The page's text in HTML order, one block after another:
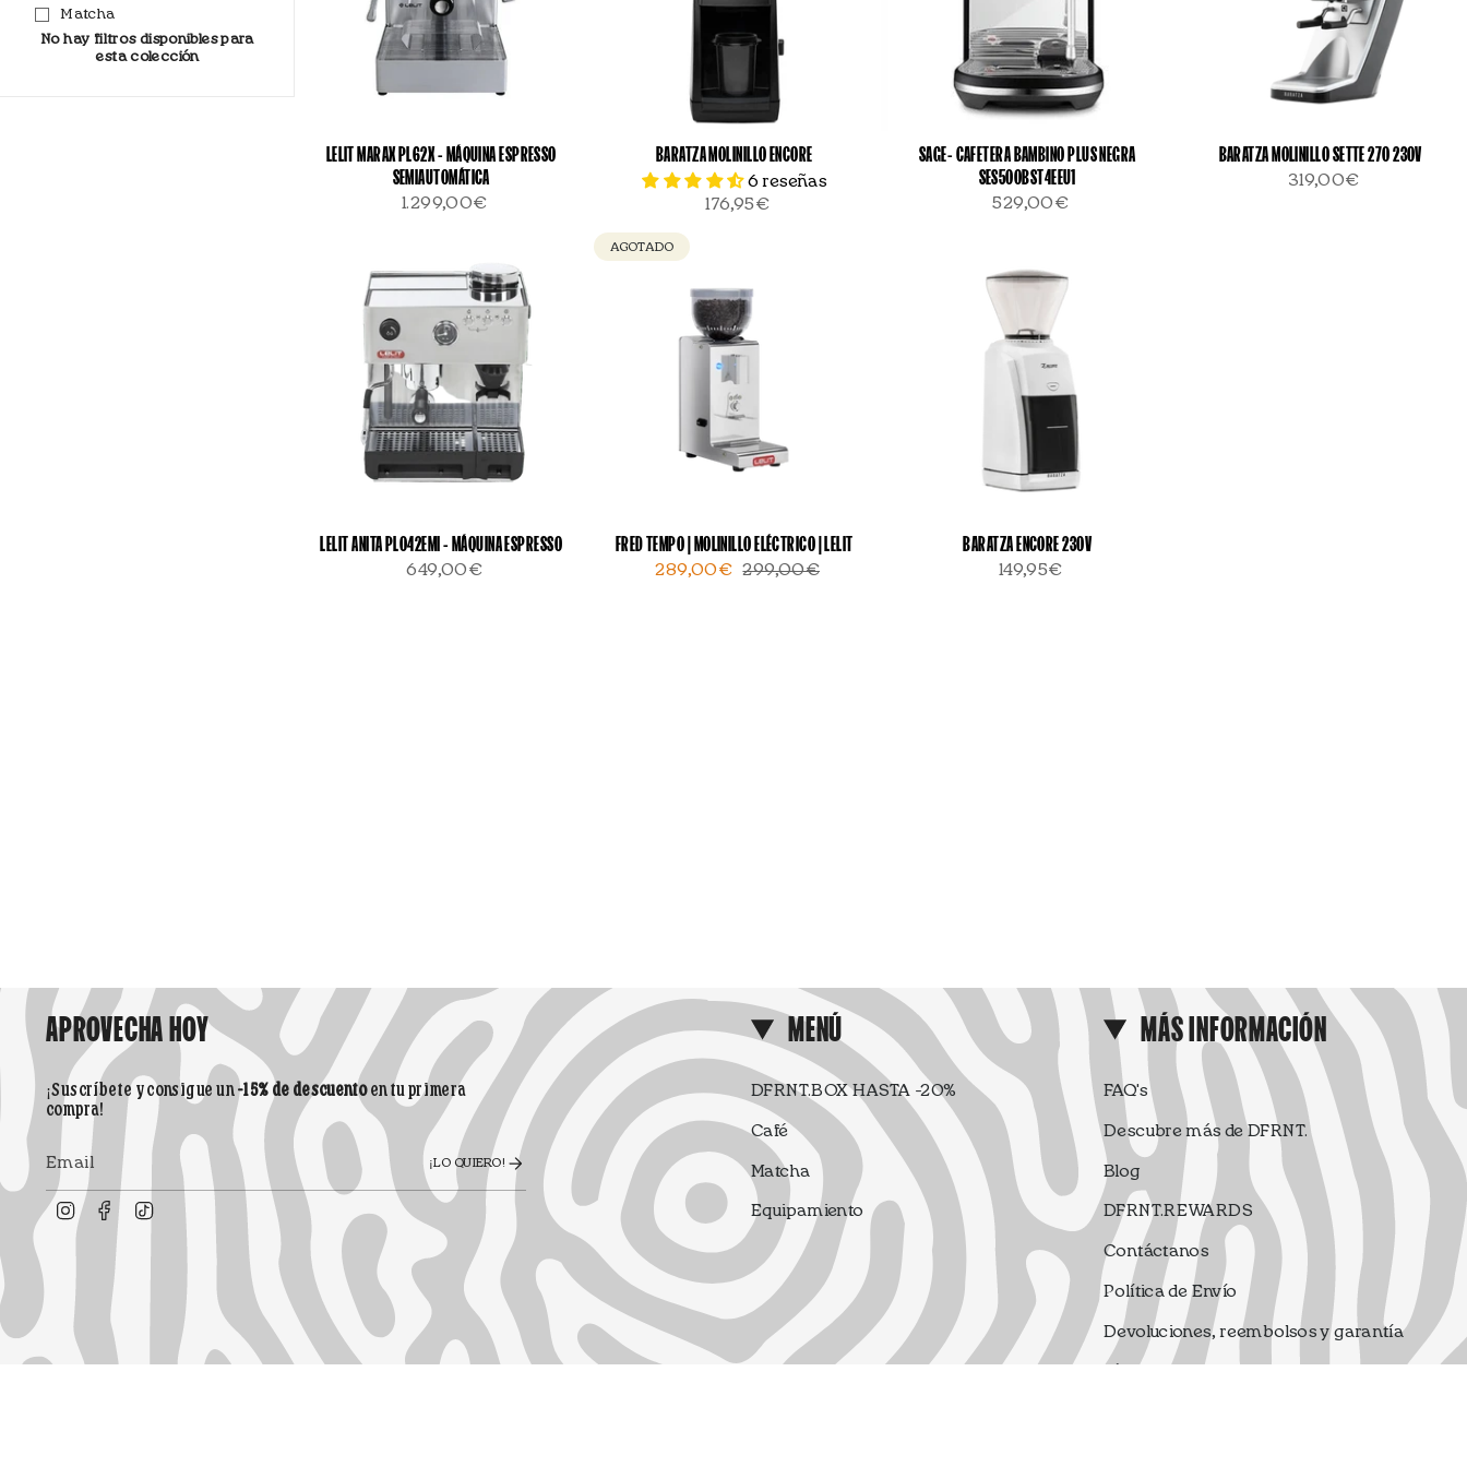
Matcha
No hay filtros disponibles para
esta colección
LELIT MARAX PL62X - MÁQUINA ESPRESSO
SEMIAUTOMÁTICA
1.299,00€
BARATZA MOLINILLO ENCORE
6 reseñas
176,95€
SAGE- CAFETERA BAMBINO PLUS NEGRA
SES500BST4EEU1
529,00€
BARATZA MOLINILLO SETTE 270 230V
319,00€
LELIT ANITA PL042EMI - MÁQUINA ESPRESSO
649,00€
AGOTADO
FRED TEMPO | MOLINILLO ELÉCTRICO | LELIT
289,00€ 299,00€
BARATZA ENCORE 230V
149,95€
APROVECHA HOY
¡Suscríbete y consigue un -15% de descuentoen tu primera
compra!
¡LO QUIERO!
InstagramFacebook
MENÚ
DFRNT.BOX HASTA -20%
Café
Matcha
Equipamiento
MÁS INFORMACIÓN
FAQ's
Descubre más de DFRNT.
Blog
DFRNT.REWARDS
Contáctanos
Política de Envío
Devoluciones, reembolsos y garantía